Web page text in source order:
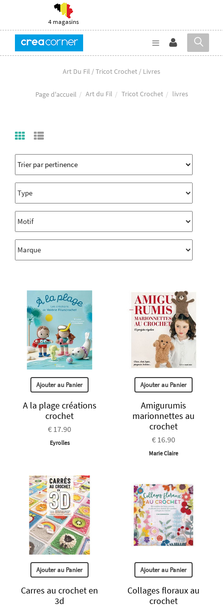
4 magasins
Art Du Fil / Tricot Crochet / Livres
Page d'accueil Art du Fil Tricot Crochet livres
Ajouter au Panier
A la plage créations
crochet
€ 17.90
Eyrolles
Ajouter au Panier
Amigurumis
marionnettes au
crochet
€ 16.90
Marie Claire
Ajouter au Panier
Carres au crochet en
3d
Ajouter au Panier
Collages floraux au
crochet